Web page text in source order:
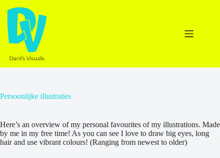
naar
inhoud
Persoonlijke illustraties
Here’s an overview of my personal favourites of my illustrations. Made
by me in my free time! As you can see I love to draw big eyes, long
hair and use vibrant colours! (Ranging from newest to older)